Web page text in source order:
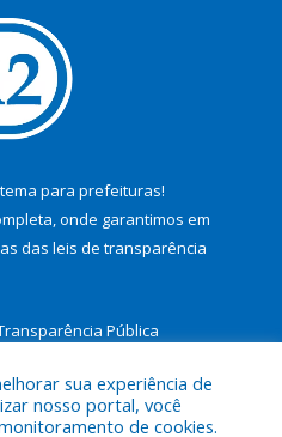
para prefeituras!
onde garantimos em
das leis de transparência
Pública
sua experiência de
nosso portal, você
de cookies.